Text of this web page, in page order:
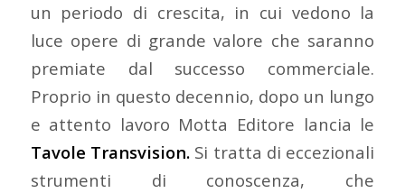
un periodo di crescita, in cui vedono la
luce opere di grande valore che saranno
premiate dal successo commerciale.
Proprio in questo decennio, dopo un lungo
e attento lavoro Motta Editore lancia le
Tavole Transvision.Si tratta di eccezionali
strumenti di conoscenza, che